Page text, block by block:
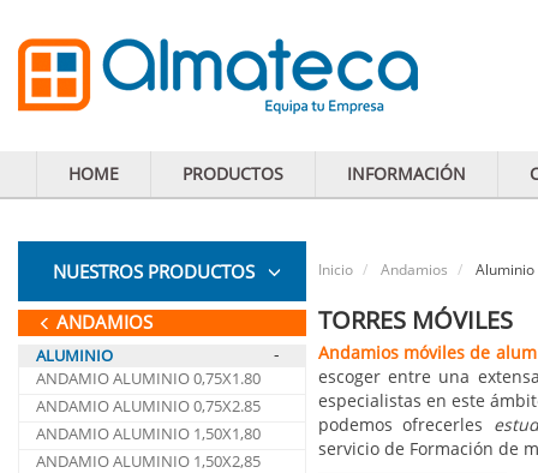
HOME PRODUCTOS INFORMACIÓN
NUESTROS PRODUCTOS
ANDAMIOS
ALUMINIO -
ANDAMIO ALUMINIO 0,75X1.80
ANDAMIO ALUMINIO 0,75X2.85
ANDAMIO ALUMINIO 1,50X1,80
ANDAMIO ALUMINIO 1,50X2,85
Inicio Andamios Aluminio
TORRES MÓVILES
Andamios móviles de
escoger entre una
especialistas en este
podemos ofrecerles
servicio de Formación de